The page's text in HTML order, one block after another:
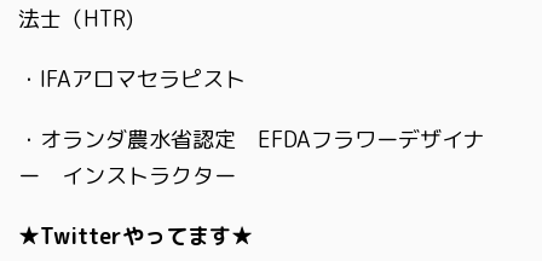
法士（HTR)
・IFAアロマセラピスト
・オランダ農水省認定 EFDAフラワーデザイナ
ー インストラクター
★Twitterやってます★